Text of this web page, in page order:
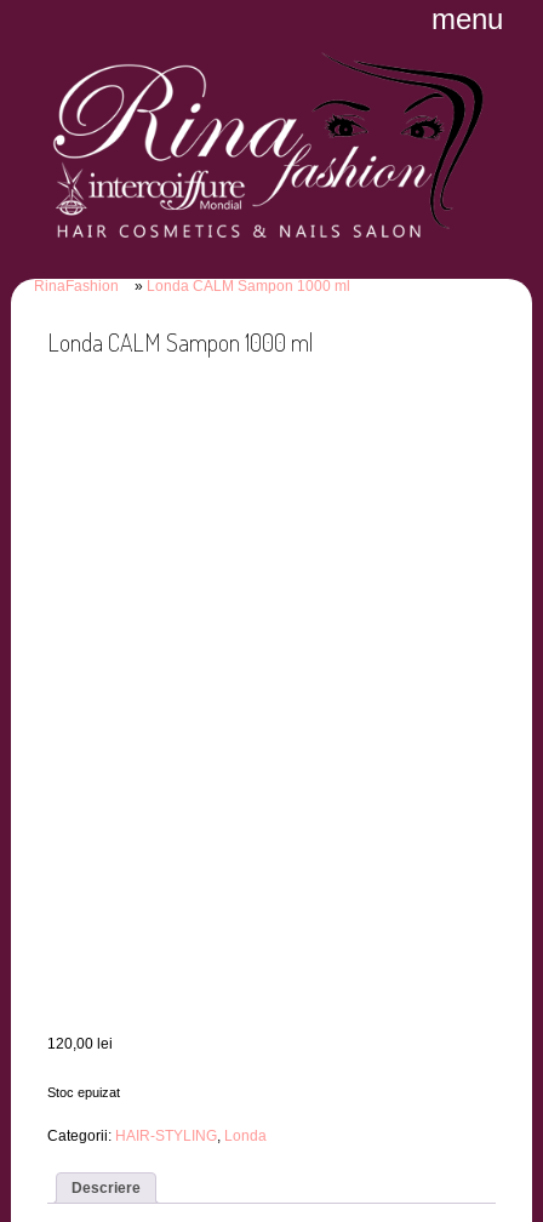
menu
RinaFashion Londa CALM Sampon 1000 ml
Londa CALM Sampon 1000 ml
120,00 lei
Stoc epuizat
Categorii: HAIR-STYLING, Londa
Descriere